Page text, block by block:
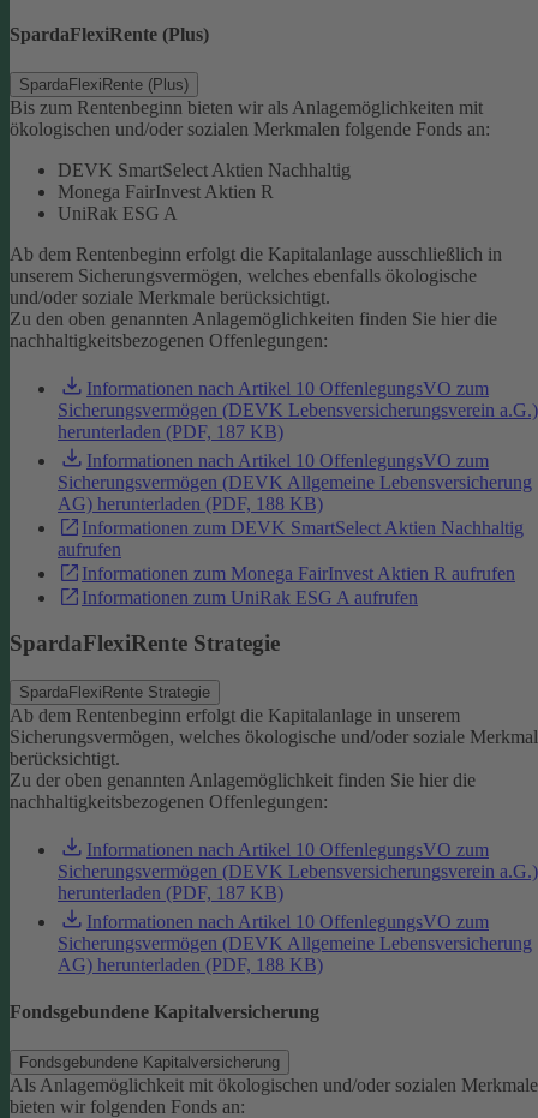
SpardaFlexiRente (Plus)
SpardaFlexiRente (Plus)
Bis zum Rentenbeginn bieten wir als Anlagemöglichkeiten mit
ökologischen und/oder sozialen Merkmalen folgende Fonds an:
DEVK SmartSelect Aktien Nachhaltig
Monega FairInvest Aktien R
UniRak ESG A
Ab dem Rentenbeginn erfolgt die Kapitalanlage ausschließlich in
unserem Sicherungsvermögen, welches ebenfalls ökologische
und/oder soziale Merkmale berücksichtigt.
Zu den oben genannten Anlagemöglichkeiten finden Sie hier die
nachhaltigkeitsbezogenen Offenlegungen:
Informationen nach Artikel 10 OffenlegungsVO zum
Sicherungsvermögen (DEVK Lebensversicherungsverein a.G.)
herunterladen (PDF, 187 KB)
Informationen nach Artikel 10 OffenlegungsVO zum
Sicherungsvermögen (DEVK Allgemeine Lebensversicherung
AG) herunterladen (PDF, 188 KB)
Informationen zum DEVK SmartSelect Aktien Nachhaltig
aufrufen
Informationen zum Monega FairInvest Aktien R aufrufen
Informationen zum UniRak ESG A aufrufen
SpardaFlexiRente Strategie
SpardaFlexiRente Strategie
Ab dem Rentenbeginn erfolgt die Kapitalanlage in unserem
Sicherungsvermögen, welches ökologische und/oder soziale
berücksichtigt.
Zu der oben genannten Anlagemöglichkeit finden Sie hier die
nachhaltigkeitsbezogenen Offenlegungen:
Informationen nach Artikel 10 OffenlegungsVO zum
Sicherungsvermögen (DEVK Lebensversicherungsverein a.G.)
herunterladen (PDF, 187 KB)
Informationen nach Artikel 10 OffenlegungsVO zum
Sicherungsvermögen (DEVK Allgemeine Lebensversicherung
AG) herunterladen (PDF, 188 KB)
Fondsgebundene Kapitalversicherung
Fondsgebundene Kapitalversicherung
Als Anlagemöglichkeit mit ökologischen und/oder sozialen
bieten wir folgenden Fonds an: